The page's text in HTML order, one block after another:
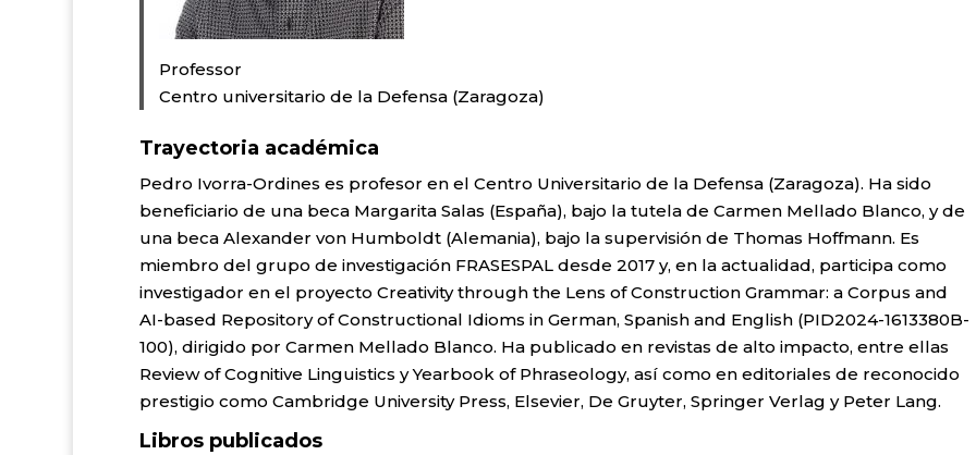
Professor
Centro universitario de la Defensa (Zaragoza)
Trayectoria académica
Pedro Ivorra-Ordines es profesor en el Centro Universitario de la Defensa (Zaragoza). Ha sido
beneficiario de una beca Margarita Salas (España), bajo la tutela de Carmen Mellado Blanco, y de
una beca Alexander von Humboldt (Alemania), bajo la supervisión de Thomas Hoffmann. Es
miembro del grupo de investigación FRASESPAL desde 2017 y, en la actualidad, participa como
investigador en el proyecto Creativity through the Lens of Construction Grammar: a Corpus and
AI-based Repository of Constructional Idioms in German, Spanish and English (PID2024-1613380B-
100), dirigido por Carmen Mellado Blanco. Ha publicado en revistas de alto impacto, entre ellas
Review of Cognitive Linguistics y Yearbook of Phraseology, así como en editoriales de reconocido
prestigio como Cambridge University Press, Elsevier, De Gruyter, Springer Verlag y Peter Lang.
Libros publicados